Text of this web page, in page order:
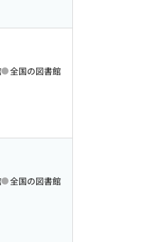
全国の図書館
全国の図書館